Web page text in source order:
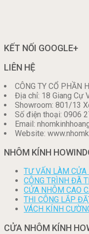
KẾT NỐI GOOGLE+
LIÊN HỆ
CÔNG TY CỔ PHẦN
Địa chỉ: 18 Giang Cự
Showroom: 801/13
Số điện thoại: 0906
Email:
Website:
NHÔM KÍNH
TƯ VẤN LÀM CỬA
CÔNG TRÌNH ĐÃ
CỬA NHÔM CAO
THI CÔNG LẮP
VÁCH KÍNH
CỬA NHÔM KÍNH